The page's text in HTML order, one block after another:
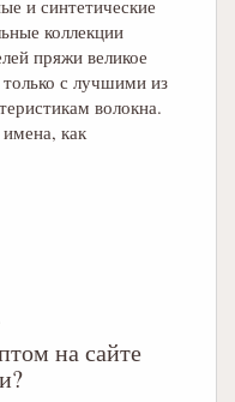
и синтетические
коллекции
пряжи великое
с лучшими из
волокна.
как
на сайте